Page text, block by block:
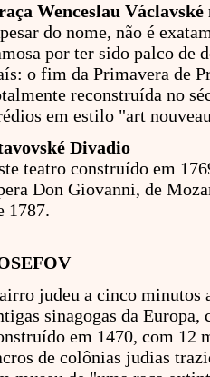
Wenceslau Václavské
do nome, não é
por ter sido palco de
o fim da Primavera de
reconstruída no
em estilo "art
Divadio
teatro construído em
Don Giovanni, de
1787.
judeu a cinco minutos
sinagogas da
em 1470, com 12
de colônias judias